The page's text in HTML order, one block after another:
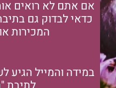
אם אתם לא רואים
כדאי לבדוק גם
המכירות
במידה והמייל הגיע